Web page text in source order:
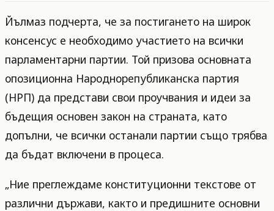
Йълмаз подчерта, че за постигането на широк
консенсус е необходимо участието на всички
парламентарни партии. Той призова основната
опозиционна Народнорепубликанска партия
(НРП) да представи свои проучвания и идеи за
бъдещия основен закон на страната, като
допълни, че всички останали партии също трябва
да бъдат включени в процеса.
„Ние преглеждаме конституционни текстове от
различни държави, както и предишните основни